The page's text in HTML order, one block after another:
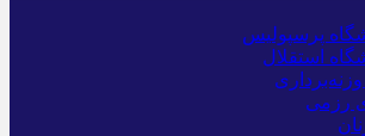
پرسپولیس
استقلال
رزمی